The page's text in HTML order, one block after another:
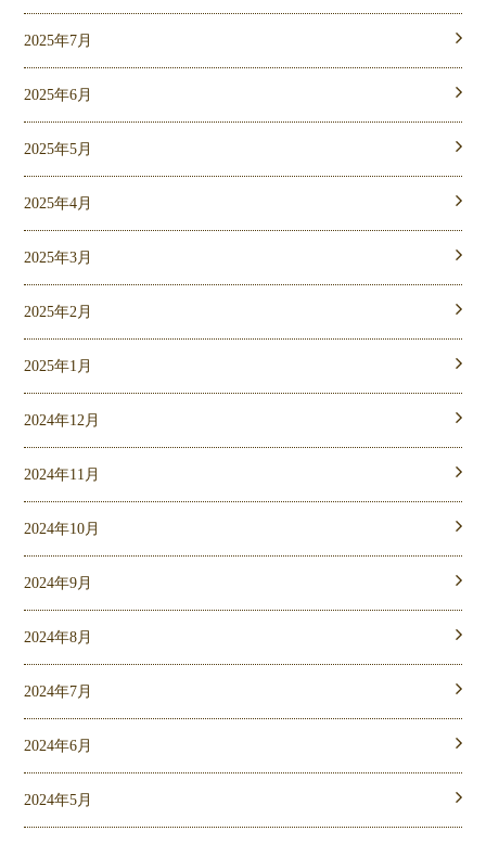
2025年7月
2025年6月
2025年5月
2025年4月
2025年3月
2025年2月
2025年1月
2024年12月
2024年11月
2024年10月
2024年9月
2024年8月
2024年7月
2024年6月
2024年5月